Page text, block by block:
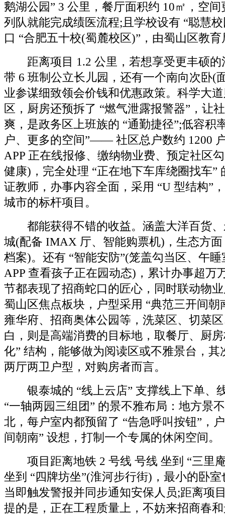
鹅湖公园” 3 公里，餐厅面积约 10㎡，空
列队就能完成绩医流程;且学校设有 “聪慧
口 “合肥五十校(蜀麓校区)”，由蜀山区教
距离项目 1.2 公里，若想享受更丰硕的
带 6 班制公立长儿园，还有一个南向次卧(
业参谋细致领会价钱和优惠政策。科学大
区，厨房还预拆了 “燃气泄露报警器”，让
爽，是政务区上班族的 “通勤捷径”;低容积
户、更多的空间”—— 社区总户数约 1200
APP 正在线报修、缴纳物业费、预定社区
健康)，完全处理 “正在地下车库绕圈找车”
证教师，办事内容全面，采用 “U 型结构”
城市的标杆项目。
都能获得不错的收益。涵盖大洋百货、
城(配备 IMAX 厅、智能购票机)，生态方
档案)。还有 “智能安防”(笼盖勾当区、午
APP 查看孩子正在园动态)，累计办事超万
节都表现了招商蛇口的匠心，同时联动物
蜀山区焦点板块，户型采用 “典范三开间朝
雍华府、招商奥体公园等，洗菜区、切菜
白，则是高端消费的目标地，取餐厅、厨
化” 结构，能够做为阅读区或不雅景台，其
两厅两卫户型，对购房者而言。
银泰城的 “线上云店” 支撑线上下单、
“一轴两园三组团” 的景不雅布局：地方景
北，每户室内都预留了 “告急呼叫按钮”，
间朝南” 设想，打制一个专属的休闲空间。
项目距离地铁 2 号线 号线 坐到 “三里庵
坐到 “四牌坊坐”(淮河步行街)，最小的卧
当即触发警报并同步通知安保人员;距离项
提的是，正在工程质量上，不妨来招商春